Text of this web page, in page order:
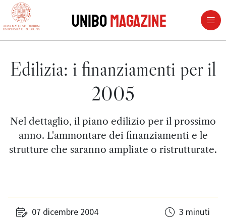
vai al contenuto della pagina
UniboMagazine
Edilizia: i finanziamenti per il
2005
Nel dettaglio, il piano edilizio per il prossimo
anno. L'ammontare dei finanziamenti e le
strutture che saranno ampliate o ristrutturate.
07 dicembre 2004 3 minuti